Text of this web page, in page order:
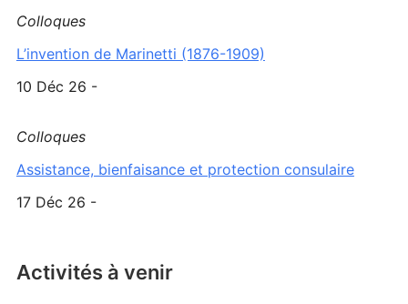
Colloques
L’invention de Marinetti (1876-1909)
10 Déc 26 -
Colloques
Assistance, bienfaisance et protection consulaire
17 Déc 26 -
Activités à venir